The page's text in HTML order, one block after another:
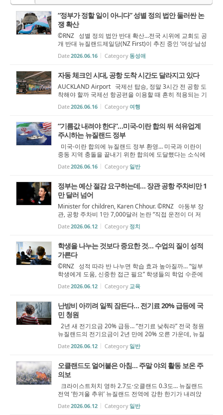
“정부가 정할 일이 아니다” 성별 정의 법안 둘러싼 논
쟁 확산
©RNZ 성별 정의 법안 반대 확산…전국 시위에 교회도 공
개 반대 뉴질랜드제일당(NZ First)이 추진 중인 ‘여성·남성
법적 정의 개정안’을 둘러싸고 반발이 확산되고 있다. 성
소수자 권익단체들은 이 법안이 트랜스젠더와 성소수자
Date2026.06.16 Category동성애
자동 체크인 시대, 공항 도착 시간도 달라지고 있다
AUCKLAND Airport 국제선 탑승, 정말 3시간 전 공항 도
착해야 할까 국제선 항공편을 이용할 때 흔히 적용되는 기
준은 ‘출발 3시간 전 공항 도착’이다. 그러나 최근 뉴질랜
드 주요 공항에 자동화 시스템과 보안 검색 신기술이 도입
Date2026.06.16 Category 여행
“기름값 내려야 한다”…미국-이란 합의 뒤 석유업계
주시하는 뉴질랜드 정부
미국-이란 합의에 뉴질랜드 정부 환영… 미국과 이란이
중동 지역 충돌을 끝내기 위한 합의에 도달했다는 소식에
뉴질랜드 정부가 환영의 뜻을 밝혔다. 이번 합의 발표 이
후 국제 금융시장은 상승세를 보였고, 국제유가는 하락세
Date2026.06.16 Category 일반
정부는 예산 절감 요구하는데… 장관 공항 주차비만 1
만 달러 넘어
Minister for children, Karen Chhour. ©RNZ 아동부 장
관, 공항 주차비 1만 7,000달러 논란 “직접 운전이 더 저
렴” 해명에도 장기 단기주차 이용 놓고 의문 캐런 추어(K
aren Chhour) 뉴질랜드 아동부 장관이 2년 동안 오클랜
Date2026.06.12 Category 정치
학생을 나누는 것보다 중요한 것… 수업의 질이 성적
가른다
©RNZ 성적 따라 반 나누면 학습 효과 높아질까… “일부
학생에게 도움, 신중한 접근 필요” 학생들의 학업 수준에
따라 반을 나누는 이른바 ‘능력별 반 편성(streaming)’이
일부 학생의 성취도를 높일 수 있다는 연구 결과가 나왔
Date2026.06.12 Category 교육
난방비 아끼려 일찍 잠든다… 전기료 20% 급등에 국
민 청원
2년 새 전기요금 20% 급등… “전기료 낮춰라” 전국 청원
뉴질랜드의 전기요금이 2년 만에 20% 오른 가운데, 뉴질
랜드 소비자협회(Consumer NZ)가 정부에 전력시장 개
혁을 요구하는 국민 청원에 나섰다. 협회 조사에 따르면
Date2026.06.12 Category 일반
오클랜드도 얼어붙은 아침… 주말 야외 활동 보온 주
의보
크라이스트처치 영하 2.7도·오클랜드 0.3도… 뉴질랜드
전역 ‘한겨울 추위’ 뉴질랜드 전역에 강한 한기가 내려앉
으면서 크라이스트처치 공항의 기온이 영하 2.7도까지 떨
어졌다. 오클랜드 서부의 훼누아파이 공항(Whenuapai Ai
Date2026.06.12 Category 일반